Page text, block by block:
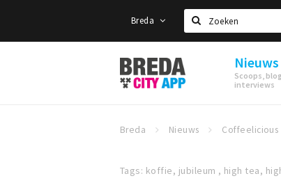
Breda
Zoeken
Stappen
&
Shoppen
Nieuws
Scoops,
interviews
Breda Nieuws
Tags: koffie, jubileum , high tea,